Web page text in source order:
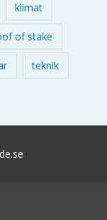
klimat
of stake
teknik
.se